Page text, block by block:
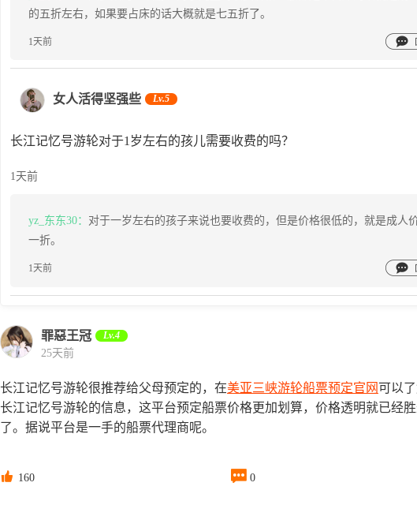
的五折左右，如果要占床的话大概就是七五折了。
1天前
女人活得坚强些 Lv.5
长江记忆号游轮对于1岁左右的孩儿需要收费的吗？
1天前
yz_东东30： 对于一岁左右的孩子来说也要收费的，但是价格很低的，就是成人
一折。
1天前
罪惡王冠 Lv.4
25天前
长江记忆号游轮很推荐给父母预定的，在美亚三峡游轮船票预定官网 可以
长江记忆号游轮的信息，这平台预定船票价格更加划算，价格透明就已经
了。据说平台是一手的船票代理商呢。
 160  0